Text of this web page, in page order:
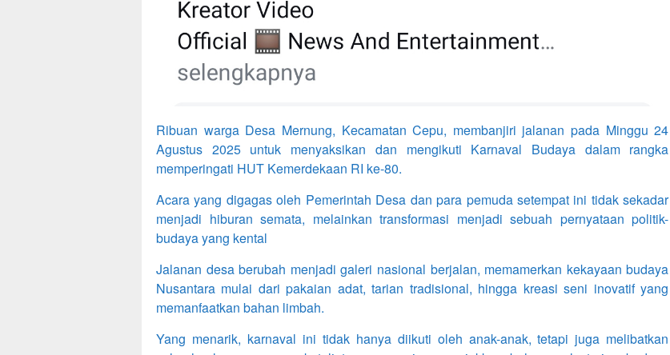
Ribuan warga Desa Mernung, Kecamatan Cepu, membanjiri jalanan pada Minggu 24
Agustus 2025 untuk menyaksikan dan mengikuti Karnaval Budaya dalam rangka
memperingati HUT Kemerdekaan RI ke-80.
Acara yang digagas oleh Pemerintah Desa dan para pemuda setempat ini tidak sekadar
menjadi hiburan semata, melainkan transformasi menjadi sebuah pernyataan politik-
budaya yang kental
Jalanan desa berubah menjadi galeri nasional berjalan, memamerkan kekayaan budaya
Nusantara mulai dari pakaian adat, tarian tradisional, hingga kreasi seni inovatif yang
memanfaatkan bahan limbah.
Yang menarik, karnaval ini tidak hanya diikuti oleh anak-anak, tetapi juga melibatkan